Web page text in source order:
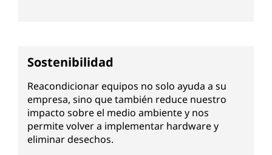
Sostenibilidad
Reacondicionar equipos no solo ayuda a su
empresa, sino que también reduce nuestro
impacto sobre el medio ambiente y nos
permite volver a implementar hardware y
eliminar desechos.